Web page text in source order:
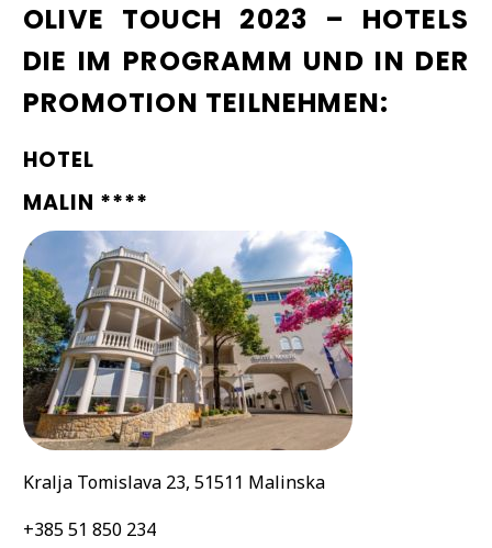
OLIVE TOUCH 2023 – HOTELS
DIE IM PROGRAMM UND IN DER
PROMOTION TEILNEHMEN:
HOTEL
MALIN ****
Kralja Tomislava 23, 51511 Malinska
+385 51 850 234